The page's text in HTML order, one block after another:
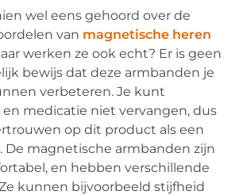
wel eens gehoord over de
van magnetische heren
werken ze ook echt? Er is geen
bewijs dat deze armbanden je
verbeteren. Je kunt
medicatie niet vervangen, dus
op dit product als een
De magnetische armbanden zijn
en hebben verschillende
kunnen bijvoorbeeld stijfheid